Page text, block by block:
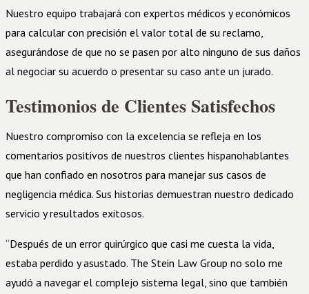
Nuestro equipo trabajará con expertos médicos y económicos
para calcular con precisión el valor total de su reclamo,
asegurándose de que no se pasen por alto ninguno de sus daños
al negociar su acuerdo o presentar su caso ante un jurado.
Testimonios de Clientes Satisfechos
Nuestro compromiso con la excelencia se refleja en los
comentarios positivos de nuestros clientes hispanohablantes
que han confiado en nosotros para manejar sus casos de
negligencia médica. Sus historias demuestran nuestro dedicado
servicio y resultados exitosos.
“Después de un error quirúrgico que casi me cuesta la vida,
estaba perdido y asustado. The Stein Law Group no solo me
ayudó a navegar el complejo sistema legal, sino que también